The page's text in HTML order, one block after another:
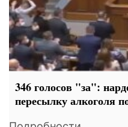
346 голосов "за":
пересылку алкоголя